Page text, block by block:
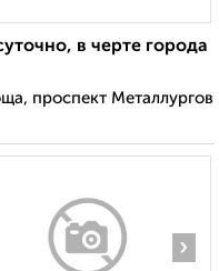
в черте города
проспект Металлургов
›